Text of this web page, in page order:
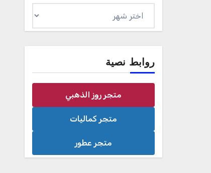
روابط نصية
متجر روز الذهبي
متجر كماليات
متجر عطور